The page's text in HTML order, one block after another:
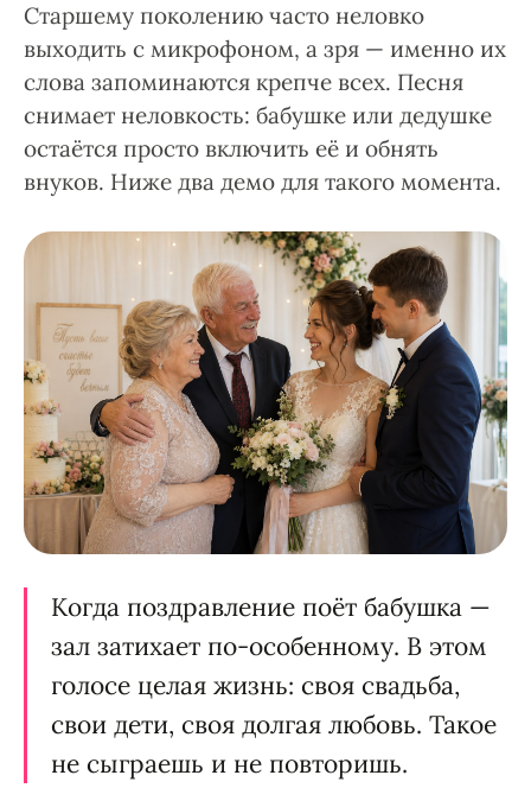
Старшему поколению часто неловко
выходить с микрофоном, а зря — именно их
слова запоминаются крепче всех. Песня
снимает неловкость: бабушке или дедушке
остаётся просто включить её и обнять
внуков. Ниже два демо для такого момента.
Когда поздравление поёт бабушка —
зал затихает по-особенному. В этом
голосе целая жизнь: своя свадьба,
свои дети, своя долгая любовь. Такое
не сыграешь и не повторишь.